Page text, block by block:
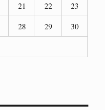
21 22
23
28 29
30